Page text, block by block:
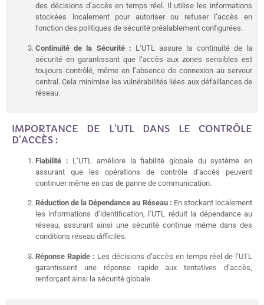
des décisions d’accès en temps réel. Il utilise les informations
stockées localement pour autoriser ou refuser l’accès en
fonction des politiques de sécurité préalablement configurées.
Continuité de la Sécurité : L’UTL assure la continuité de la
sécurité en garantissant que l’accès aux zones sensibles est
toujours contrôlé, même en l’absence de connexion au serveur
central. Cela minimise les vulnérabilités liées aux défaillances de
réseau.
IMPORTANCE DE L’UTL DANS LE CONTRÔLE
D’ACCÈS :
Fiabilité : L’UTL améliore la fiabilité globale du système en
assurant que les opérations de contrôle d’accès peuvent
continuer même en cas de panne de communication.
Réduction de la Dépendance au Réseau : En stockant localement
les informations d’identification, l’UTL réduit la dépendance au
réseau, assurant ainsi une sécurité continue même dans des
conditions réseau difficiles.
Réponse Rapide : Les décisions d’accès en temps réel de l’UTL
garantissent une réponse rapide aux tentatives d’accès,
renforçant ainsi la sécurité globale.